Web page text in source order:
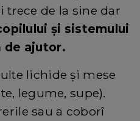
trece de la sine dar
și sistemului
de ajutor.
lichide și mese
legume, supe).
sau a coborî